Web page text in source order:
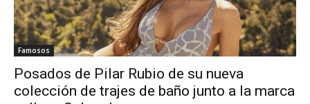
Famosos
Posados de Pilar Rubio de su nueva
colección de trajes de baño junto a la marca